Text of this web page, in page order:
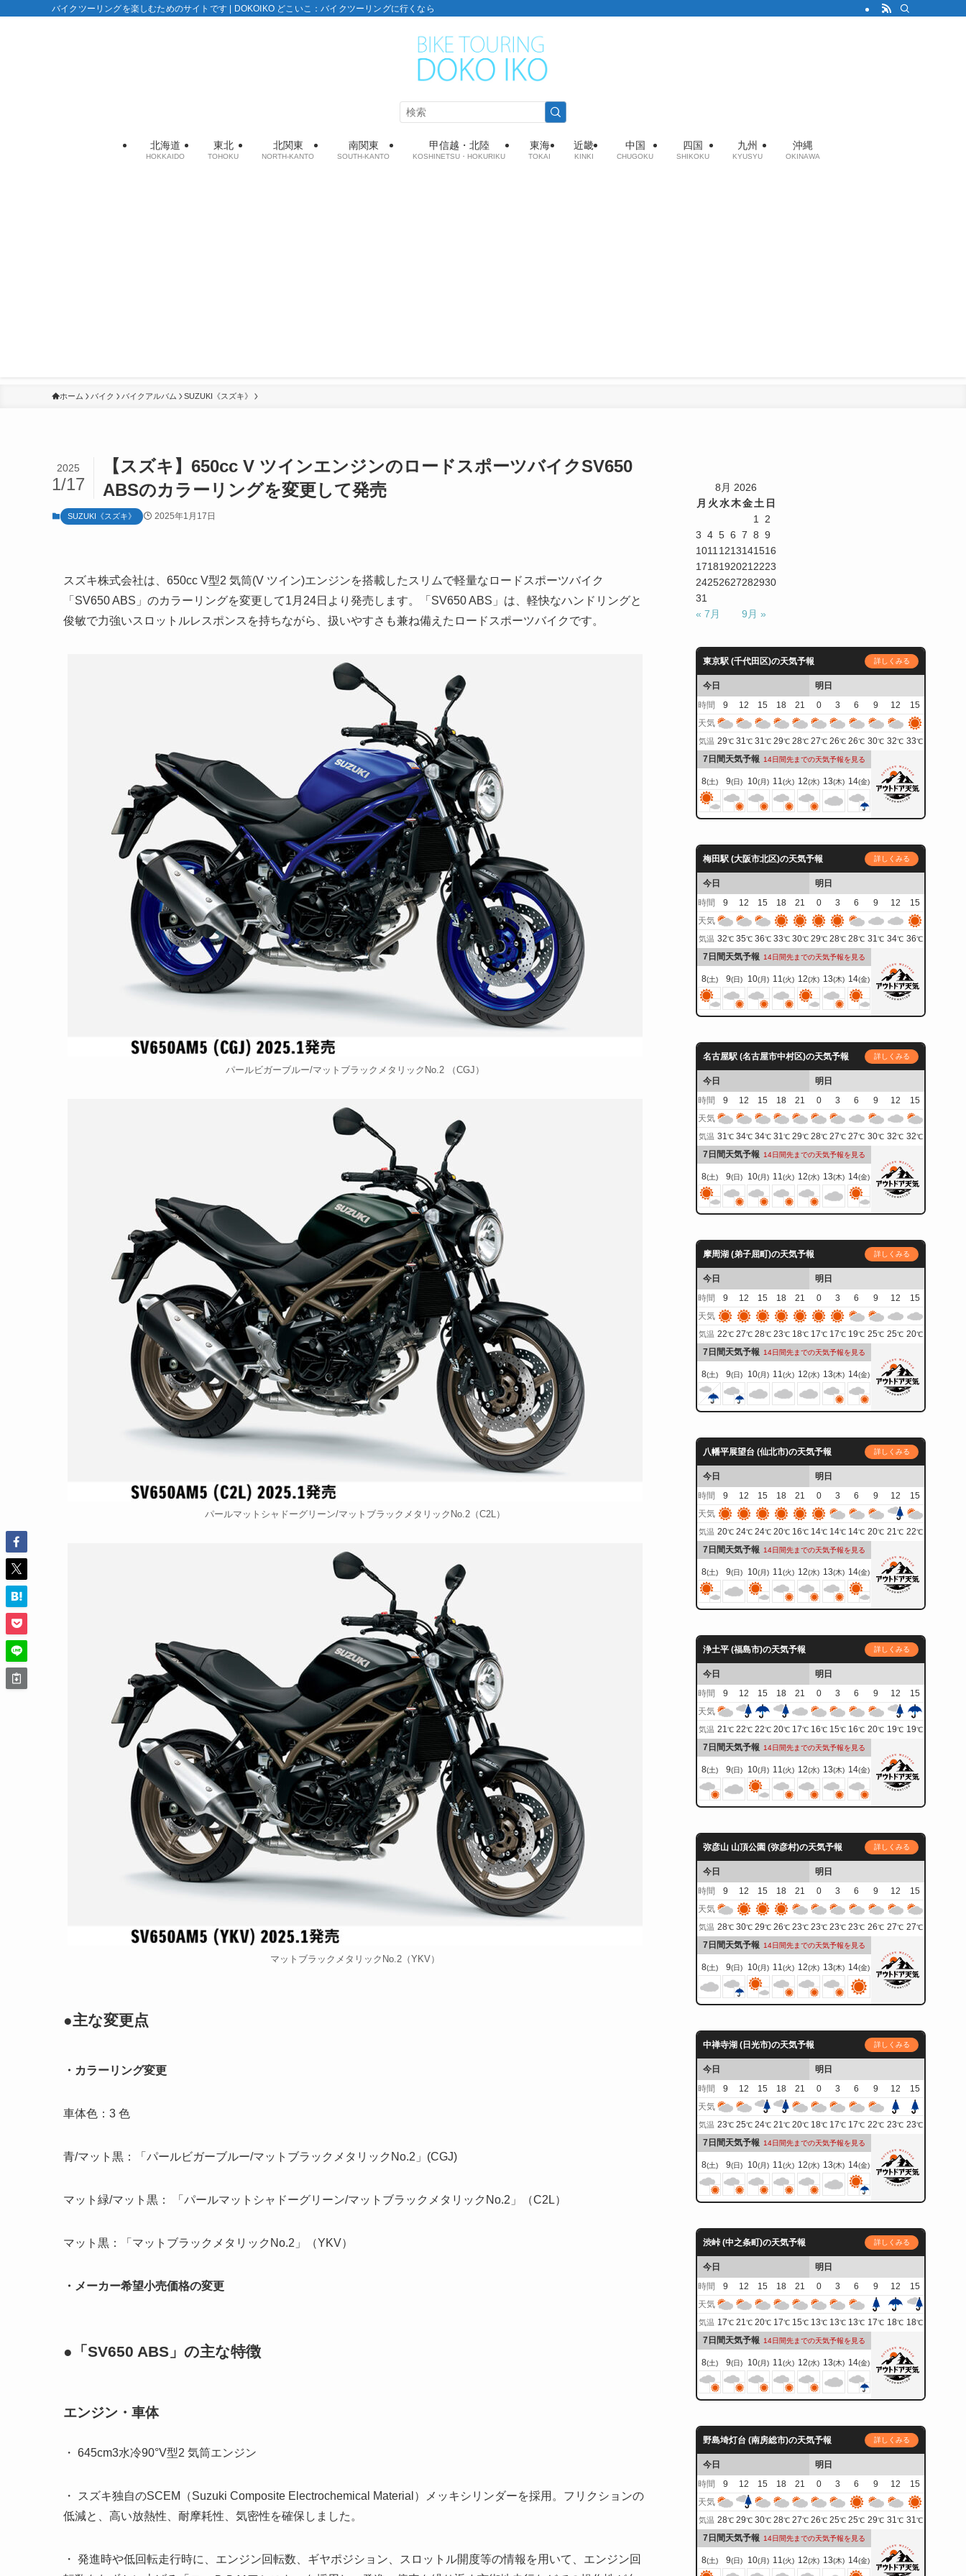
バイクツーリングを楽しむためのサイトです | DOKOIKO どこいこ：バイクツーリングに行くなら
北海道
HOKKAIDO
東北
TOHOKU
北関東
NORTH-KANTO
南関東
SOUTH-KANTO
甲信越・北陸
KOSHINETSU・HOKURIKU
東海
TOKAI
近畿
KINKI
中国
CHUGOKU
四国
SHIKOKU
九州
KYUSYU
沖縄
OKINAWA
ホーム バイク バイクアルバム SUZUKI《スズキ》
【スズキ】650cc V ツインエンジンのロードスポーツバイクSV650
ABSのカラーリングを変更して発売
2025
1/17
SUZUKI《スズキ》 2025年1月17日
スズキ株式会社は、650cc V型2 気筒(V ツイン)エンジンを搭載したスリムで軽量なロードスポーツバイク
「SV650 ABS」のカラーリングを変更して1月24日より発売します。「SV650 ABS」は、軽快なハンドリングと
俊敏で力強いスロットルレスポンスを持ちながら、扱いやすさも兼ね備えたロードスポーツバイクです。
パールビガーブルー/マットブラックメタリックNo.2 （CGJ）
パールマットシャドーグリーン/マットブラックメタリックNo.2（C2L）
マットブラックメタリックNo.2（YKV）
●主な変更点
・カラーリング変更
車体色：3 色
青/マット黒：「パールビガーブルー/マットブラックメタリックNo.2」(CGJ)
マット緑/マット黒： 「パールマットシャドーグリーン/マットブラックメタリックNo.2」（C2L）
マット黒：「マットブラックメタリックNo.2」（YKV）
・メーカー希望小売価格の変更
●「SV650 ABS」の主な特徴
エンジン・車体
・ 645cm3水冷90°V型2 気筒エンジン
・ スズキ独自のSCEM（Suzuki Composite Electrochemical Material）メッキシリンダーを採用。フリクションの
低減と、高い放熱性、耐摩耗性、気密性を確保しました。
・ 発進時や低回転走行時に、エンジン回転数、ギヤポジション、スロットル開度等の情報を用いて、エンジン回
8月 2026
月 火水木金土 日
1
2
3 4 5 6 7 8 9
1011 1213141516
1718192021 2223
24252627282930
31
« 7月
9月 »
東京駅 (千代田区)の天気予報 詳しくみる
今日
明日
時間
9 12 15 18 21 0 3 6 9 12
15
天気
気温 29℃ 31℃ 31℃ 29℃ 28℃ 27℃ 26℃ 26℃ 30℃ 32℃ 33℃
7日間天気予報 14日間先までの天気予報を見る
8(土) 9(日) 10(月) 11(火) 12(水) 13(木) 14(金)
梅田駅 (大阪市北区)の天気予報 詳しくみる
今日
明日
時間
9 12 15 18 21 0 3 6 9 12
15
天気
気温 32℃ 35℃ 36℃ 33℃ 30℃ 29℃ 28℃ 28℃ 31℃ 34℃ 36℃
7日間天気予報 14日間先までの天気予報を見る
8(土) 9(日) 10(月) 11(火) 12(水) 13(木) 14(金)
名古屋駅 (名古屋市中村区)の天気予報 詳しくみる
今日
明日
時間
9 12 15 18 21 0 3 6 9 12
15
天気
気温 31℃ 34℃ 34℃ 31℃ 29℃ 28℃ 27℃ 27℃ 30℃ 32℃ 32℃
7日間天気予報 14日間先までの天気予報を見る
8(土) 9(日) 10(月) 11(火) 12(水) 13(木) 14(金)
摩周湖 (弟子屈町)の天気予報 詳しくみる
今日
明日
時間
9 12 15 18 21 0 3 6 9 12
15
天気
気温 22℃ 27℃ 28℃ 23℃ 18℃ 17℃ 17℃ 19℃ 25℃ 25℃ 20℃
7日間天気予報 14日間先までの天気予報を見る
8(土) 9(日) 10(月) 11(火) 12(水) 13(木) 14(金)
八幡平展望台 (仙北市)の天気予報 詳しくみる
今日
明日
時間
9 12 15 18 21 0 3 6 9 12
15
天気
気温 20℃ 24℃ 24℃ 20℃ 16℃ 14℃ 14℃ 14℃ 20℃ 21℃ 22℃
7日間天気予報 14日間先までの天気予報を見る
8(土) 9(日) 10(月) 11(火) 12(水) 13(木) 14(金)
浄土平 (福島市)の天気予報 詳しくみる
今日
明日
時間
9 12 15 18 21 0 3 6 9 12
15
天気
気温 21℃ 22℃ 22℃ 20℃ 17℃ 16℃ 15℃ 16℃ 20℃ 19℃ 19℃
7日間天気予報 14日間先までの天気予報を見る
8(土) 9(日) 10(月) 11(火) 12(水) 13(木) 14(金)
弥彦山 山頂公園 (弥彦村)の天気予報 詳しくみる
今日
明日
時間
9 12 15 18 21 0 3 6 9 12
15
天気
気温 28℃ 30℃ 29℃ 26℃ 23℃ 23℃ 23℃ 23℃ 26℃ 27℃ 27℃
7日間天気予報 14日間先までの天気予報を見る
8(土) 9(日) 10(月) 11(火) 12(水) 13(木) 14(金)
中禅寺湖 (日光市)の天気予報 詳しくみる
今日
明日
時間
9 12 15 18 21 0 3 6 9 12
15
天気
気温 23℃ 25℃ 24℃ 21℃ 20℃ 18℃ 17℃ 17℃ 22℃ 23℃ 23℃
7日間天気予報 14日間先までの天気予報を見る
8(土) 9(日) 10(月) 11(火) 12(水) 13(木) 14(金)
渋峠 (中之条町)の天気予報 詳しくみる
今日
明日
時間
9 12 15 18 21 0 3 6 9 12
15
天気
気温 17℃ 21℃ 20℃ 17℃ 15℃ 13℃ 13℃ 13℃ 17℃ 18℃ 18℃
7日間天気予報 14日間先までの天気予報を見る
8(土) 9(日) 10(月) 11(火) 12(水) 13(木) 14(金)
野島埼灯台 (南房総市)の天気予報 詳しくみる
今日
明日
時間
9 12 15 18 21 0 3 6 9 12
15
天気
気温 28℃ 29℃ 30℃ 28℃ 27℃ 26℃ 25℃ 25℃ 29℃ 31℃ 31℃
7日間天気予報 14日間先までの天気予報を見る
8(土) 9(日) 10(月) 11(火) 12(水) 13(木) 14(金)